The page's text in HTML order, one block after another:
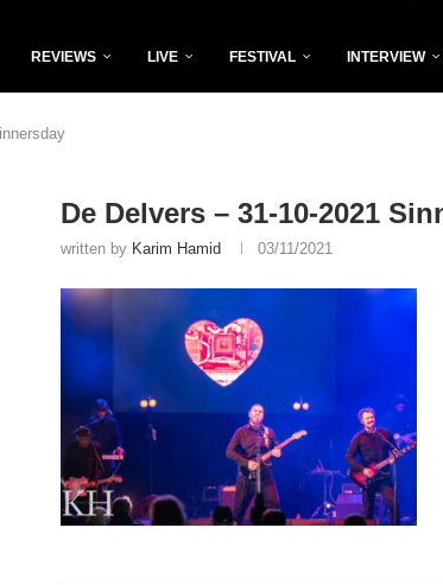
REVIEWS LIVE FESTIVAL INTERVIEW
De Delvers – 31-10-2021
written by Karim Hamid 03/11/2021